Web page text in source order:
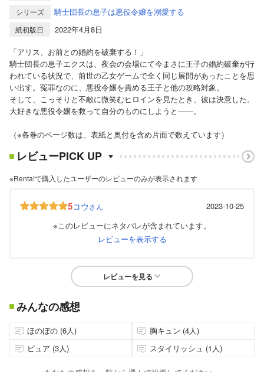
シリーズ 騎士団長の息子は悪役令嬢を溺愛する
紙初版日
2022年4月8日
「アリス、お前との婚約を破棄する！」
騎士団長の息子エクスは、夜会の会場にて今まさに王子の婚約破棄が行
われている状況で、前世の乙女ゲームで全く同じ展開があったことを思
い出す。冤罪なのに、悪役令嬢を責める王子と他の攻略対象。
そして、こっそりと不敵に微笑むヒロインを見たとき、彼は決意した。
大好きな悪役令嬢を救って自分のものにしようと――。
（※各巻のページ数は、表紙と奥付を含め片面で数えています）
レビューPICK UP
※Renta!で購入したユーザーのレビューのみが表示されます
5コウさん
2023-10-25
※このレビューにネタバレが含まれています。
レビューを表示する
レビューを見る
みんなの感想
ほのぼの (6人)
胸キュン (4人)
ピュア (3人)
スタイリッシュ (1人)